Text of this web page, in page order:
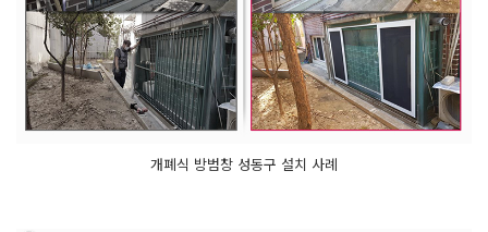
개폐식 방범창 성동구 설치 사례